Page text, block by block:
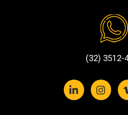
(32) 3512-